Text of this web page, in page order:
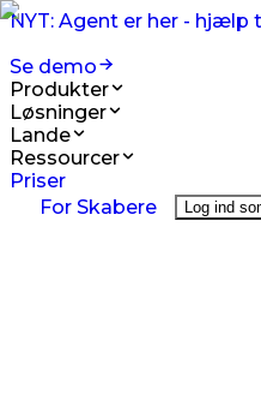
NYT: Agent er her - hjælp
Se demo
Produkter
Løsninger
Lande
Ressourcer
Priser
For Skabere
Log ind
Produkter